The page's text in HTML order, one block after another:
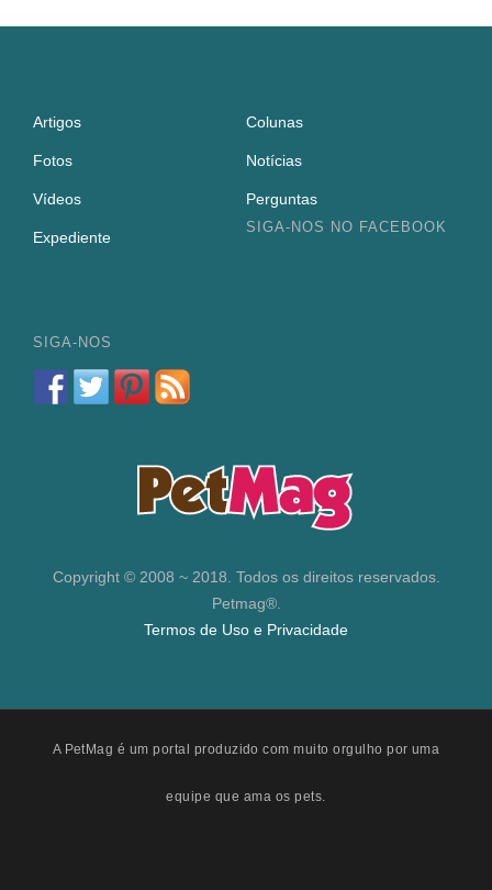
Artigos Colunas
Fotos Notícias
Vídeos Perguntas
Expediente
SIGA-NOS NO FACEBOOK
SIGA-NOS
Copyright © 2008 ~ 2018. Todos os direitos reservados.
Petmag®.
Termos de Uso e Privacidade
A PetMag é um portal produzido com muito orgulho por uma
equipe que ama os pets.